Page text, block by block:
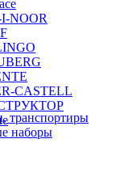
NOOR
CASTELL
транспортиры
наборы